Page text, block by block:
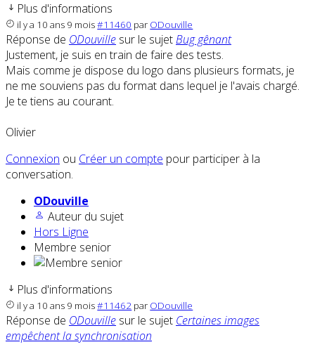
Plus d'informations
il y a 10 ans 9 mois#11460 par ODouville
Réponse de ODouville sur le sujetBug gênant
Justement, je suis en train de faire des tests.
Mais comme je dispose du logo dans plusieurs formats, je
ne me souviens pas du format dans lequel je l'avais chargé.
Je te tiens au courant.
Olivier
Connexion ou Créer un compte pour participer à la
conversation.
ODouville
Auteur du sujet
Hors Ligne
Membre senior
Plus d'informations
il y a 10 ans 9 mois#11462 par ODouville
Réponse de ODouville sur le sujet Certaines images
empêchent la synchronisation